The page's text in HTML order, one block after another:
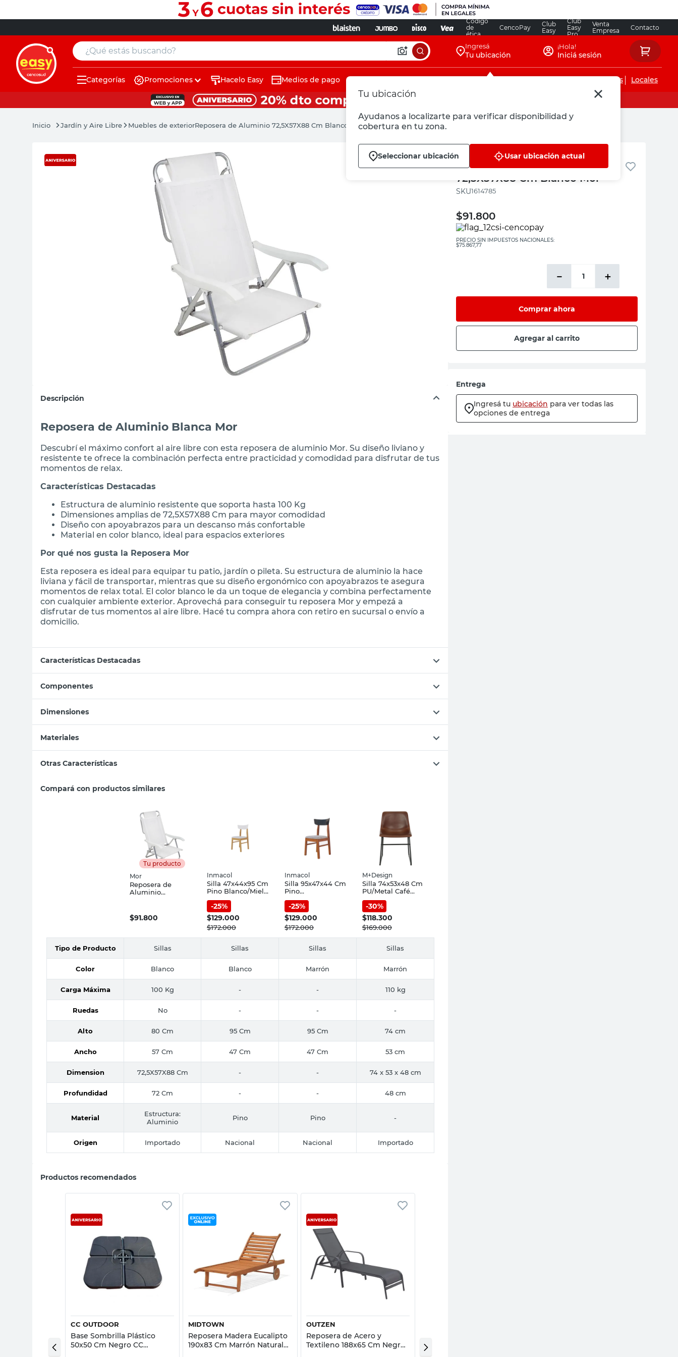
Código
de
ética
CencoPay
Club
Easy
Club
Easy
Pro
Venta
Empresa
Contacto
¿Qué estás buscando? Ingresá
Tu ubicación
Tu ubicación
Ayudanos a localizarte para verificar disponibilidad y
cobertura en tu zona.
Seleccionar ubicación Usar ubicación actual
¡Hola!
Iniciá sesión
Categorías Promociones Hacelo Easy Medios de pago Servicios de instalaciones Locales
Jardín y Aire Libre Muebles de exteriorReposera de Aluminio 72,5X57X88 Cm Blanco Mor
Descripción
Reposera de Aluminio Blanca Mor
Descubrí el máximo confort al aire libre con esta reposera de aluminio Mor. Su diseño liviano y
resistente te ofrece la combinación perfecta entre practicidad y comodidad para disfrutar de tus
momentos de relax.
Características Destacadas
Estructura de aluminio resistente que soporta hasta 100 Kg
Dimensiones amplias de 72,5X57X88 Cm para mayor comodidad
Diseño con apoyabrazos para un descanso más confortable
Material en color blanco, ideal para espacios exteriores
Por qué nos gusta la Reposera Mor
Esta reposera es ideal para equipar tu patio, jardín o pileta. Su estructura de aluminio la hace
liviana y fácil de transportar, mientras que su diseño ergonómico con apoyabrazos te asegura
momentos de relax total. El color blanco le da un toque de elegancia y combina perfectamente
con cualquier ambiente exterior. Aprovechá para conseguir tu reposera Mor y empezá a
disfrutar de tus momentos al aire libre. Hacé tu compra ahora con retiro en sucursal o envío a
domicilio.
Características Destacadas
Componentes
Dimensiones
Materiales
Otras Características
Compará con productos similares
Tu producto
Mor
Reposera de
Aluminio
$91.800
Inmacol
Silla 47x44x95 Cm
Pino Blanco/Miel
Mediterranea
Inmacol
-25%
$129.000
$172.000
Inmacol
Silla 95x47x44 Cm
Pino
Castaño/Negro
Mediterránea
Inmacol
-25%
$129.000
$172.000
M+Design
Silla 74x53x48 Cm
PU/Metal Café
Carlo M+Design
-30%
$118.300
$169.000
Tipo de Producto Sillas Sillas Sillas Sillas
Color Blanco Blanco Marrón Marrón
Carga Máxima 100 Kg - - 110 kg
Ruedas No - - -
Alto 80 Cm 95 Cm 95 Cm 74 cm
Ancho 57 Cm 47 Cm 47 Cm 53 cm
Dimension 72,5X57X88 Cm - - 74 x 53 x 48 cm
Profundidad 72 Cm - - 48 cm
Material
Estructura:
Aluminio
Pino Pino -
Origen Importado Nacional Nacional Importado
Productos recomendados
Vista rápida
CC OUTDOOR
Base Sombrilla Plástico
50x50 Cm Negro CC
Vista rápida
MIDTOWN
Reposera Madera Eucalipto
190x83 Cm Marrón Natural
Vista rápida
OUTZEN
Reposera de Acero y
Textileno 188x65 Cm Negro
Posiciones 90x61x95 Cm
Verde Outzen
Mor
Reposera de Aluminio
72,5X57X88 Cm Blanco Mor
:1614785
$91.800
PRECIO SIN IMPUESTOS NACIONALES:
$75.867,77
＋
－
Comprar ahora
Agregar al carrito
Entrega
Ingresá tu ubicación para ver todas las
opciones de entrega
muebles